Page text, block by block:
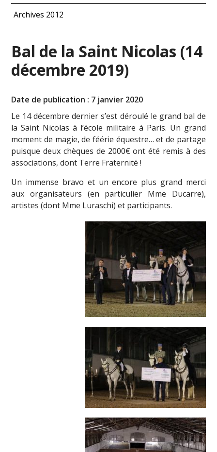
Archives 2012
Bal de la Saint Nicolas (14
décembre 2019)
Date de publication : 7 janvier 2020
Le 14 décembre dernier s’est déroulé le grand bal de
la Saint Nicolas à l’école militaire à Paris. Un grand
moment de magie, de féérie équestre… et de partage
puisque deux chèques de 2000€ ont été remis à des
associations, dont Terre Fraternité !
Un immense bravo et un encore plus grand merci
aux organisateurs (en particulier Mme Ducarre),
artistes (dont Mme Luraschi) et participants.